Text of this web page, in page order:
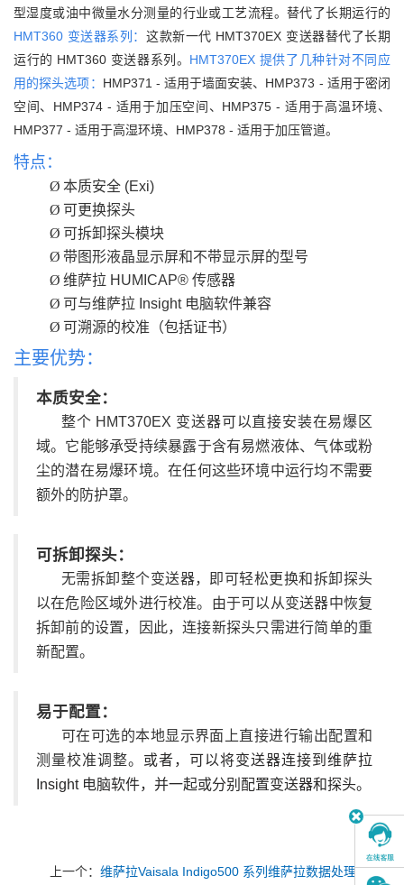
型湿度或油中微量水分测量的行业或工艺流程。 替代了长期运行的
HMT360 变送器系列： 这款新一代 HMT370EX 变送器替代了长期
运行的 HMT360 变送器系列。 HMT370EX 提供了几种针对不同应
用的探头选项： HMP371 - 适用于墙面安装、 HMP373 - 适用于密闭
空间、 HMP374 - 适用于加压空间、 HMP375 - 适用于高温环境、
HMP377 - 适用于高湿环境、 HMP378 - 适用于加压管道。
特点：
Ø 本质安全 (Exi)
Ø 可更换探头
Ø 可拆卸探头模块
Ø 带图形液晶显示屏和不带显示屏的型号
Ø 维萨拉 HUMICAP® 传感器
Ø 可与维萨拉 Insight 电脑软件兼容
Ø 可溯源的校准（包括证书）
主要优势：
本质安全：
整个 HMT370EX 变送器可以直接安装在易爆区
域。 它能够承受持续暴露于含有易燃液体、气体或粉
尘的潜在易爆环境。在任何这些环境中运行均不需要
额外的防护罩。
可拆卸探头：
无需拆卸整个变送器，即可轻松更换和拆卸探头
以在危险区域外进行校准。 由于可以从变送器中恢复
拆卸前的设置，因此，连接新探头只需进行简单的重
新配置。
易于配置：
可在可选的本地显示界面上直接进行输出配置和
测量校准调整。 或者，可以将变送器连接到维萨拉
Insight 电脑软件，并一起或分别配置变送器和探头。
上一个： 维萨拉Vaisala Indigo500 系列维萨拉数据处理单元